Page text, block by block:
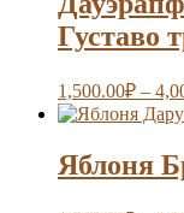
Густаво
1,500.00₽ –
Яблоня